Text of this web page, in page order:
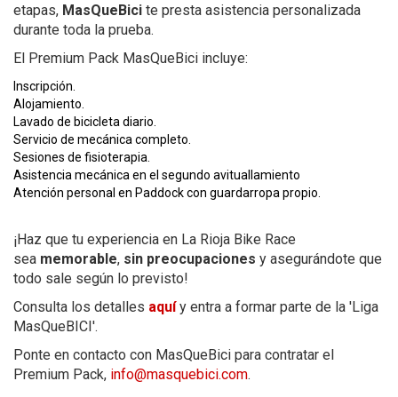
etapas, MasQueBici te presta asistencia personalizada
durante toda la prueba.
El Premium Pack MasQueBici incluye:
Inscripción.
Alojamiento.
Lavado de bicicleta diario.
Servicio de mecánica completo.
Sesiones de fisioterapia.
Asistencia mecánica en el segundo avituallamiento
Atención personal en Paddock con guardarropa propio.
¡Haz que tu experiencia en La Rioja Bike Race
sea memorable, sin preocupaciones y asegurándote que
todo sale según lo previsto!
Consulta los detalles aquí y entra a formar parte de la 'Liga
MasQueBICI'.
Ponte en contacto con MasQueBici para contratar el
Premium Pack, info@masquebici.com.